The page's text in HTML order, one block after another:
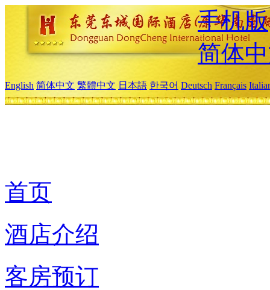
手机版
简体
English 简体中文 繁體中文 日本語 한국어 Deutsch Français
首页
酒店介绍
客房预订